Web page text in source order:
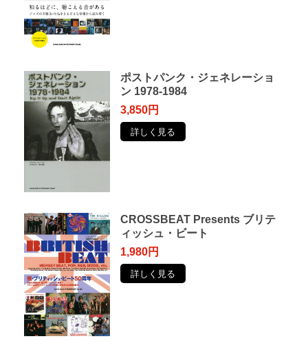
ポストパンク・ジェネレーショ
ン 1978-1984
3,850円
詳しく見る
CROSSBEAT Presents ブリテ
ィッシュ・ビート
1,980円
詳しく見る